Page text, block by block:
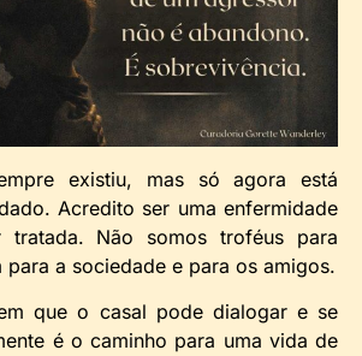
existiu, mas só agora está
Acredito ser uma enfermidade
tratada. Não somos troféus para
para a sociedade e para os amigos.
que o casal pode dialogar e se
é o caminho para uma vida de